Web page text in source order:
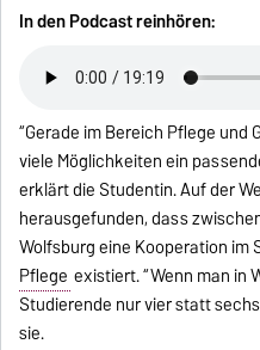
In den Podcast reinhören:
“Gerade im Bereich Pflege
viele Möglichkeiten ein
erklärt die Studentin. Auf der
herausgefunden, dass
Wolfsburg eine Kooperation im
Pflege existiert. “Wenn man in
Studierende nur vier statt
sie.